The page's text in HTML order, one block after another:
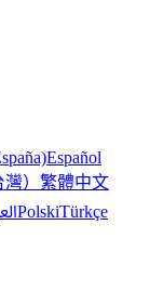
Español
） 繁體中文
PolskiTürkçe